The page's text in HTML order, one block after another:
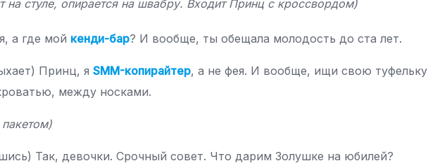
на стуле, опирается на швабру. Входит Принц с кроссвордом)
а где мой кенди-бар? И вообще, ты обещала молодость до ста лет.
Принц, яSMM-копирайтер, а не фея. И вообще, ищи свою туфельку
между носками.
Так, девочки. Срочный совет. Что дарим Золушке на юбилей?